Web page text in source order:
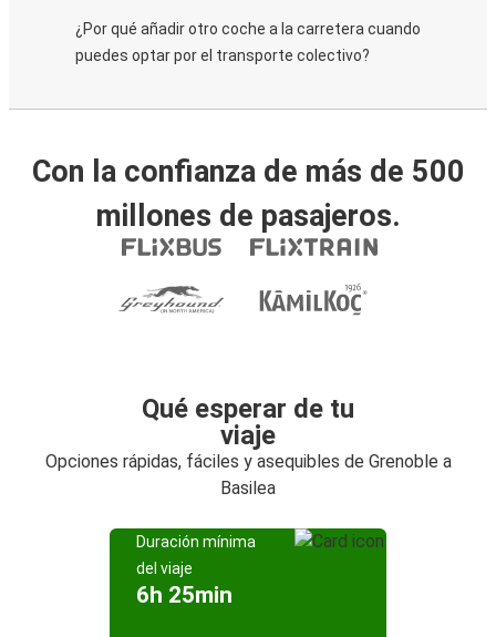
¿Por qué añadir otro coche a la carretera cuando
puedes optar por el transporte colectivo?
Con la confianza de más de 500
millones de pasajeros.
Qué esperar de tu
viaje
Opciones rápidas, fáciles y asequibles de Grenoble a
Basilea
Duración mínima
del viaje
6h 25min